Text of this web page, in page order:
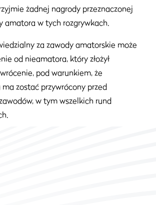
żadnej nagrody przeznaczonej
amatora w tych rozgrywkach.
za zawody amatorskie może
od nieamatora, który złożył
pod warunkiem, że
zostać przywrócony przed
w tym wszelkich rund